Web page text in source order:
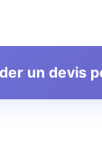
un devis